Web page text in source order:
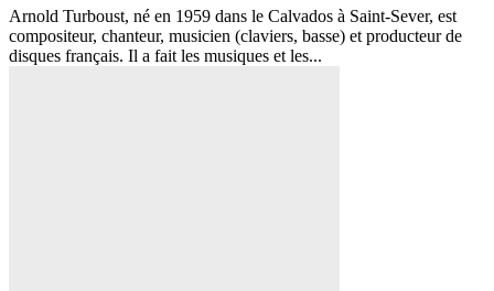
Arnold Turboust, né en 1959 dans le Calvados à Saint-Sever, est
compositeur, chanteur, musicien (claviers, basse) et producteur de
disques français. Il a fait les musiques et les...